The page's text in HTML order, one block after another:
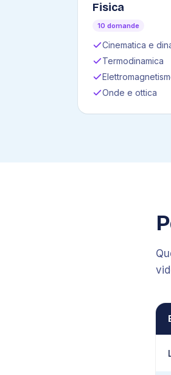
Fisica
10 domande
Cinematica e
Termodinamica
Onde e ottica